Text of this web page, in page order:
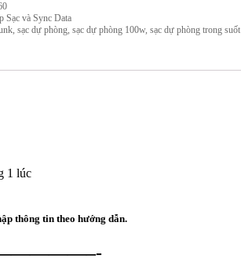
Sạc và Sync Data
, sạc dự phòng, sạc dự phòng 100w, sạc dự phòng trong suốt
1 lúc
thông tin theo hướng dẫn.